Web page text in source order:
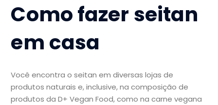
Como fazer seitan
em casa
Você encontra o seitan em diversas lojas de
produtos naturais e, inclusive, na composição de
produtos da D+ Vegan Food, como na carne vegana